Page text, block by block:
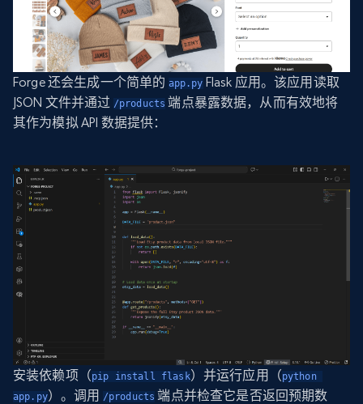
Forge 还会生成一个简单的 app.py Flask 应用。该应用读取
JSON 文件并通过 /products 端点暴露数据，从而有效地将
其作为模拟 API 数据提供：
安装依赖项（pip install flask）并运行应用（python
app.py）。调用 /products 端点并检查它是否返回预期数